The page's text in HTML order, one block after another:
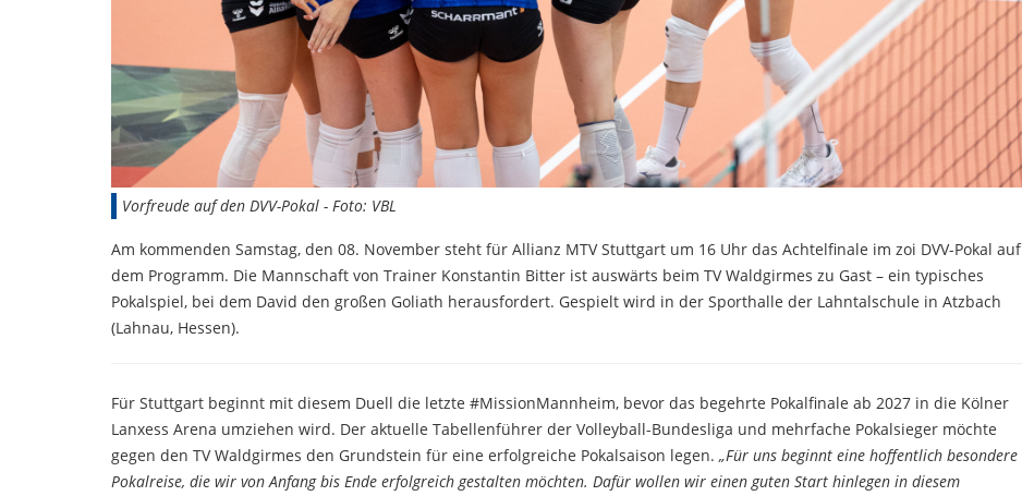
Vorfreude auf den DVV-Pokal - Foto: VBL
Am kommenden Samstag, den 08. November steht für Allianz MTV Stuttgart um 16 Uhr das Achtelfinale im zoi DVV-Pokal auf
dem Programm. Die Mannschaft von Trainer Konstantin Bitter ist auswärts beim TV Waldgirmes zu Gast – ein typisches
Pokalspiel, bei dem David den großen Goliath herausfordert. Gespielt wird in der Sporthalle der Lahntalschule in Atzbach
(Lahnau, Hessen).
Für Stuttgart beginnt mit diesem Duell die letzte #MissionMannheim, bevor das begehrte Pokalfinale ab 2027 in die Kölner
Lanxess Arena umziehen wird. Der aktuelle Tabellenführer der Volleyball-Bundesliga und mehrfache Pokalsieger möchte
gegen den TV Waldgirmes den Grundstein für eine erfolgreiche Pokalsaison legen. „Für uns beginnt eine hoffentlich besondere
Pokalreise, die wir von Anfang bis Ende erfolgreich gestalten möchten. Dafür wollen wir einen guten Start hinlegen in diesem